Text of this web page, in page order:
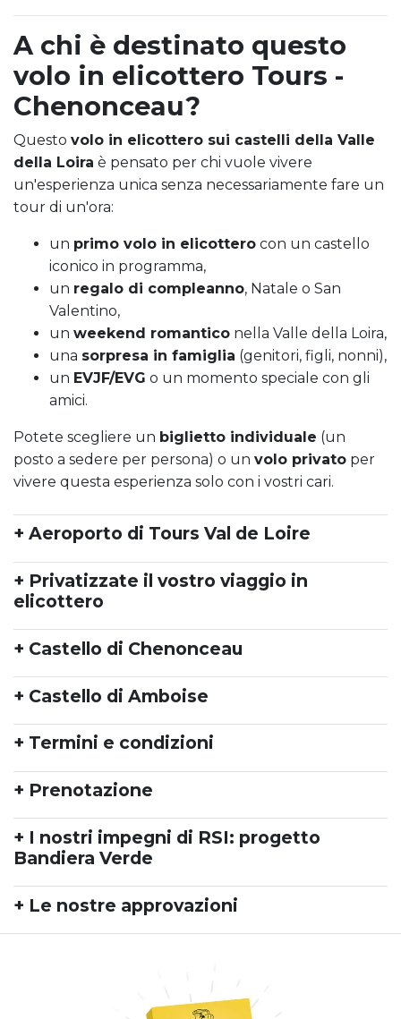
A chi è destinato questo
volo in elicottero Tours -
Chenonceau?
Questo volo in elicottero sui castelli della Valle
della Loira è pensato per chi vuole vivere
un'esperienza unica senza necessariamente fare un
tour di un'ora:
un primo volo in elicottero con un castello
iconico in programma,
un regalo di compleanno, Natale o San
Valentino,
un weekend romantico nella Valle della Loira,
una sorpresa in famiglia (genitori, figli, nonni),
un EVJF/EVG o un momento speciale con gli
amici.
Potete scegliere un biglietto individuale (un
posto a sedere per persona) o un volo privato per
vivere questa esperienza solo con i vostri cari.
+ Aeroporto di Tours Val de Loire
+ Privatizzate il vostro viaggio in
elicottero
+ Castello di Chenonceau
+ Castello di Amboise
+ Termini e condizioni
+ Prenotazione
+ I nostri impegni di RSI: progetto
Bandiera Verde
+ Le nostre approvazioni